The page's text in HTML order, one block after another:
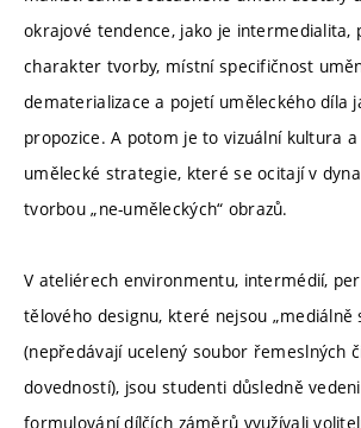
okrajové tendence, jako je intermedialita,
charakter tvorby, místní specifičnost
dematerializace a pojetí uměleckého díla
propozice. A potom je to vizuální kultura a
umělecké strategie, které se ocitají v
tvorbou „ne-uměleckých“ obrazů.
V ateliérech environmentu, intermédií,
tělového designu, které nejsou „mediálně
(nepředávají ucelený soubor řemeslných
dovedností), jsou studenti důsledně
formulování dílčích záměrů využívali